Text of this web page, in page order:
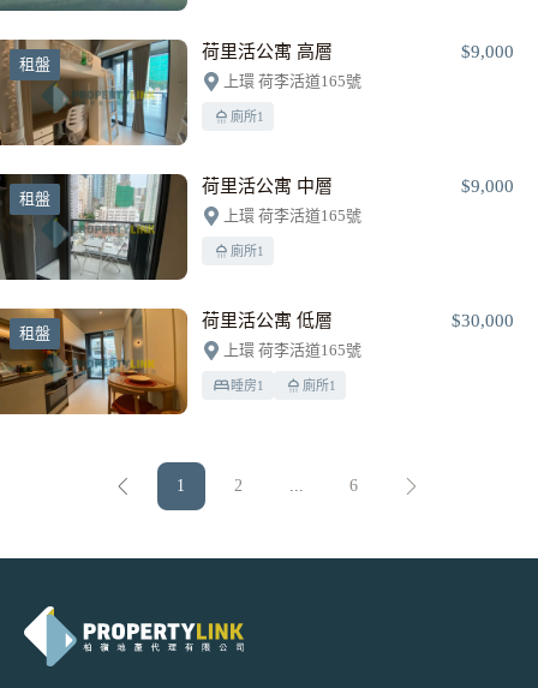
租盤
荷里活公寓 高層 $9,000
上環 荷李活道165號
廁所1
租盤
荷里活公寓 中層 $9,000
上環 荷李活道165號
廁所1
租盤
荷里活公寓 低層 $30,000
上環 荷李活道165號
睡房1 廁所1
1 2 ... 6